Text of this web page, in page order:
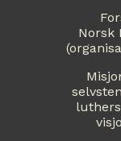
Norsk